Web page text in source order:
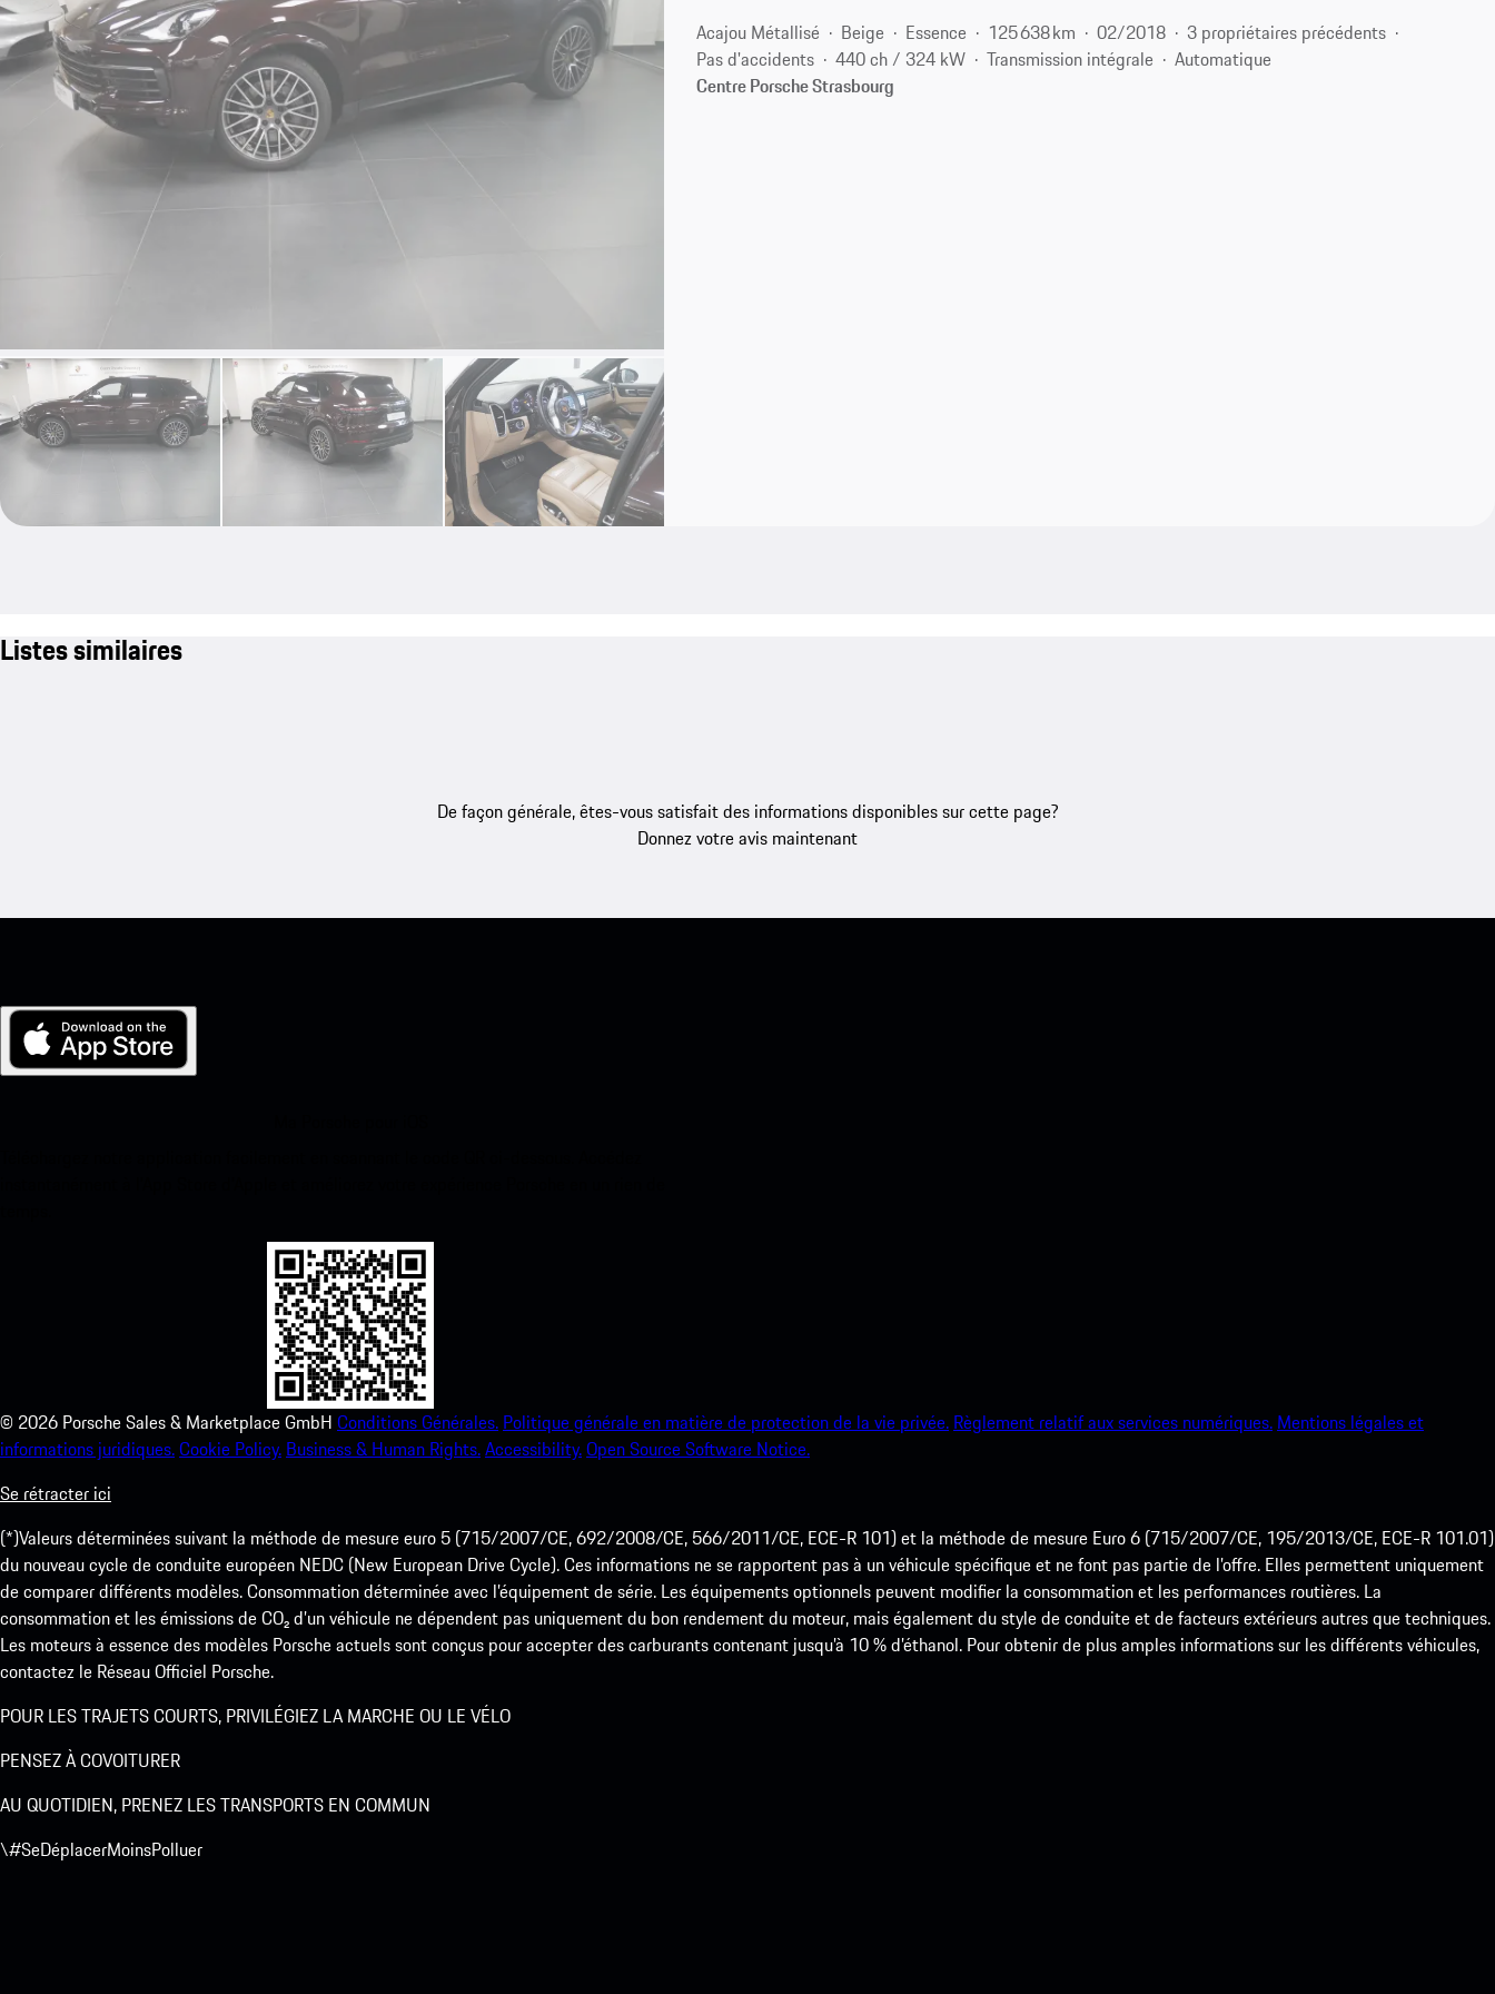
Acajou Métallisé Beige Essence 125 638 km 02/2018
3 propriétaires précédents
Pas d'accidents
440 ch / 324 kW Transmission intégrale
Automatique
Centre Porsche Strasbourg
Listes similaires
De façon générale, êtes-vous satisfait des informations disponibles sur cette page?
Donnez votre avis maintenant
© 2026 Porsche Sales & Marketplace GmbH Conditions Générales. Politique générale en matière de protection de la vie privée. Règlement relatif aux services numériques. Mentions légales et
informations juridiques.Cookie Policy. Business & Human Rights.Accessibility.Open Source Software Notice.
Se rétracter ici
(*)Valeurs déterminées suivant la méthode de mesure euro 5 (715/2007/CE, 692/2008/CE, 566/2011/CE, ECE-R 101) et la méthode de mesure Euro 6 (715/2007/CE, 195/2013/CE, ECE-R 101.01)
du nouveau cycle de conduite européen NEDC (New European Drive Cycle). Ces informations ne se rapportent pas à un véhicule spécifique et ne font pas partie de l’offre. Elles permettent uniquement
de comparer différents modèles. Consommation déterminée avec l’équipement de série. Les équipements optionnels peuvent modifier la consommation et les performances routières. La
consommation et les émissions de CO₂ d’un véhicule ne dépendent pas uniquement du bon rendement du moteur, mais également du style de conduite et de facteurs extérieurs autres que techniques.
Les moteurs à essence des modèles Porsche actuels sont conçus pour accepter des carburants contenant jusqu’à 10 % d’éthanol. Pour obtenir de plus amples informations sur les différents véhicules,
contactez le Réseau Officiel Porsche.
POUR LES TRAJETS COURTS, PRIVILÉGIEZ LA MARCHE OU LE VÉLO
PENSEZ À COVOITURER
AU QUOTIDIEN, PRENEZ LES TRANSPORTS EN COMMUN
\#SeDéplacerMoinsPolluer